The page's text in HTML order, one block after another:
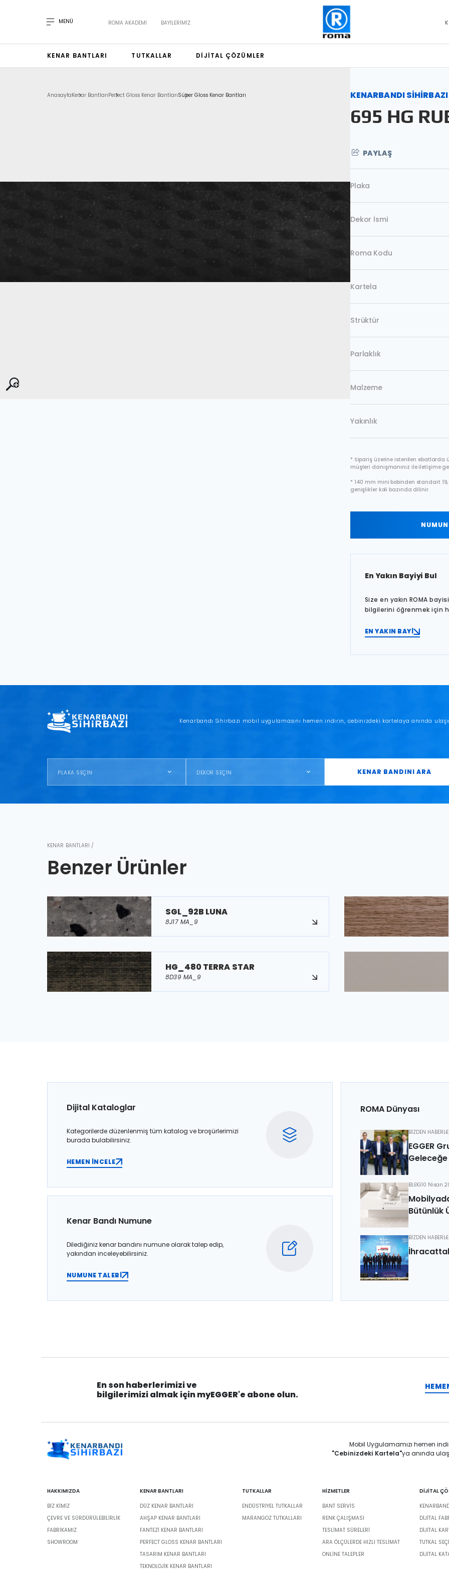
MENÜ ROMA AKADEMI BAYILERIMIZ
KENAR BANTLARI TUTKALLAR DIJITAL ÇÖZÜMLER
AnasayfaKenar BantlarıPerfect Gloss Kenar BantlarıSüper Gloss Kenar Bantları KENARBANDI SİHİRBAZI
695 HG
PAYLAŞ
Plaka
Dekor İsmi
Roma Kodu
Kartela
Strüktür
Parlaklık
Malzeme
Yakınlık
* Sipariş üzerine istenilen ebatlarda
müşteri danışmanınız ile iletişime
* 140 mm mini bobinden standart
genişlikler koli bazında dilinir.
En Yakın Bayiyi Bul
Size en yakın ROMA
bilgilerini öğrenmek için
EN YAKIN BAYİ
Kenarbandı Sihirbazı mobil uygulamasını hemen indirin, cebinizdeki kartelaya anında
PLAKA SEÇİN DEKOR SEÇİN KENAR BANDINI ARA
KENAR BANTLARI /
Benzer Ürünler
SGL_92B LUNA
8J17 MA_9
HG_480 TERRA STAR
8D39 MA_9
Dijital Kataloglar
Kategorilerde düzenlenmiş tüm katalog ve broşürlerimizi
burada bulabilirsiniz.
HEMEN İNCELE
Kenar Bandı Numune
Dilediğiniz kenar bandını numune olarak talep edip,
yakından inceleyebilirsiniz.
NUMUNE TALEBİ
ROMA Dünyası
BİZDEN
EGGER
Geleceğe
BLOG10 Nisan
Bütünlük
BİZDEN
En son haberlerimizi ve
bilgilerimizi almak için myEGGER'e abone olun.
Mobil Uygulamamızı hemen
"Cebinizdeki Kartela"ya anında
HAKKIMIZDA
BIZ KIMIZ
ÇEVRE VE SÜRDÜRÜLEBILIRLIK
FABRİKAMIZ
SHOWROOM
KENAR BANTLARI
DÜZ KENAR BANTLARI
AHŞAP KENAR BANTLARI
FANTEZI KENAR BANTLARI
PERFECT GLOSS KENAR BANTLARI
TASARIM KENAR BANTLARI
TEKNOLOJIK KENAR BANTLARI
TUTKALLAR
ENDÜSTRIYEL TUTKALLAR
MARANGOZ TUTKALLARI
HİZMETLER
BANT SERVIS
RENK ÇALIŞMASI
TESLIMAT SÜRELERI
ARA ÖLÇÜLERDE HIZLI TESLIMAT
ONLINE TALEPLER
DİJİTAL
DIJITAL
DİJİTAL
TUTKAL
DIJITAL